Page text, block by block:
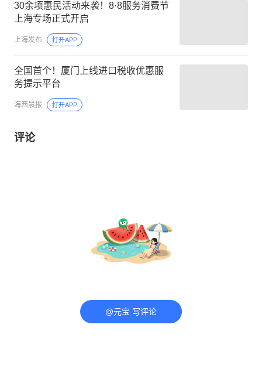
30余项惠民活动来袭！8·8服务消费节
上海专场正式开启
上海发布 打开APP
全国首个！厦门上线进口税收优惠服
务提示平台
海西晨报 打开APP
评论
@元宝 写评论